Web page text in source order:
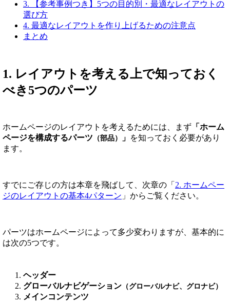
3. 【参考事例つき】5つの目的別・最適なレイアウトの
選び方
4. 最適なレイアウトを作り上げるための注意点
まとめ
1. レイアウトを考える上で知っておく
べき5つのパーツ
ホームページのレイアウトを考えるためには、まず 「ホーム
ページを構成するパーツ （部品） 」 を知っておく必要があり
ます。
すでにご存じの方は本章を飛ばして、次章の「 2. ホームペー
ジのレイアウトの基本4パターン 」からご覧ください。
パーツはホームページによって多少変わりますが、基本的に
は次の5つです。
ヘッダー
グローバルナビゲーション （グローバルナビ、グロナビ）
メインコンテンツ